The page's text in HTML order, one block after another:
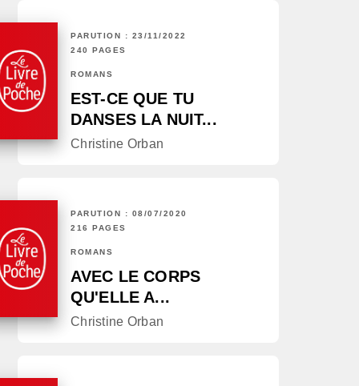
PARUTION : 23/11/2022
240 PAGES
ROMANS
EST-CE QUE TU
DANSES LA NUIT...
Christine Orban
PARUTION : 08/07/2020
216 PAGES
ROMANS
AVEC LE CORPS
QU'ELLE A...
Christine Orban